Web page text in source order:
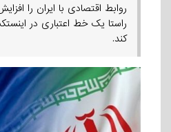
روابط اقتصادی با ایران را
راستا یک خط اعتباری در
کند.